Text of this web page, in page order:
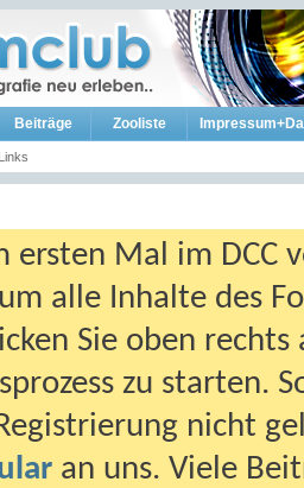
Beiträge Zooliste
ersten Mal im DCC
alle Inhalte des
Sie oben
zu starten.
nicht
an uns. Viele